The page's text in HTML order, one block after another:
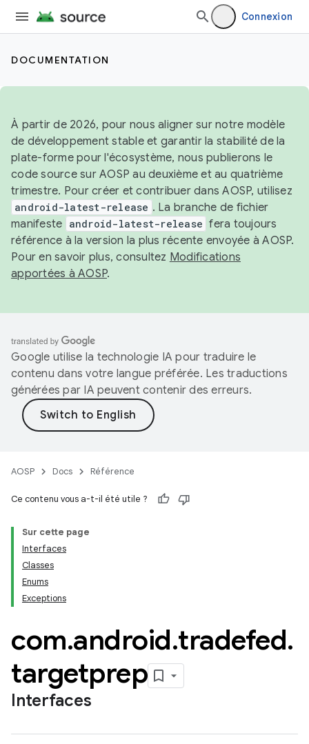
Connexion
DOCUMENTATION
À partir de 2026, pour nous aligner sur notre modèle
de développement stable et garantir la stabilité de la
plate-forme pour l'écosystème, nous publierons le
code source sur AOSP au deuxième et au quatrième
trimestre. Pour créer et contribuer dans AOSP, utilisez
android-latest-release . La branche de fichier
manifeste android-latest-release fera toujours
référence à la version la plus récente envoyée à AOSP.
Pour en savoir plus, consultez Modifications
apportées à AOSP.
Google utilise la technologie IA pour traduire le
contenu dans votre langue préférée. Les traductions
générées par IA peuvent contenir des erreurs.
AOSP Docs Référence
Ce contenu vous a-t-il été utile ?
Sur cette page
Interfaces
Classes
Enums
Exceptions
com.android.tradefed.
targetprep
Interfaces